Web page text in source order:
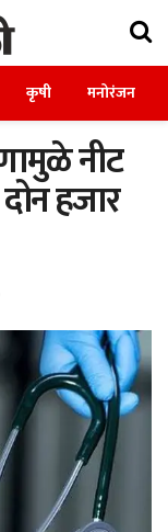
कृषी मनोरंजन
नीट
हजार